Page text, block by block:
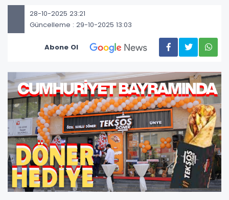
28-10-2025 23:21
Güncelleme : 29-10-2025 13:03
Abone Ol